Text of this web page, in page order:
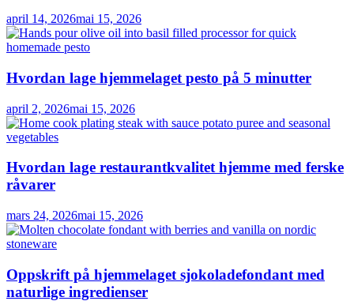
april 14, 2026mai 15, 2026
Hvordan lage hjemmelaget pesto på 5 minutter
april 2, 2026mai 15, 2026
Hvordan lage restaurantkvalitet hjemme med ferske
råvarer
mars 24, 2026mai 15, 2026
Oppskrift på hjemmelaget sjokoladefondant med
naturlige ingredienser